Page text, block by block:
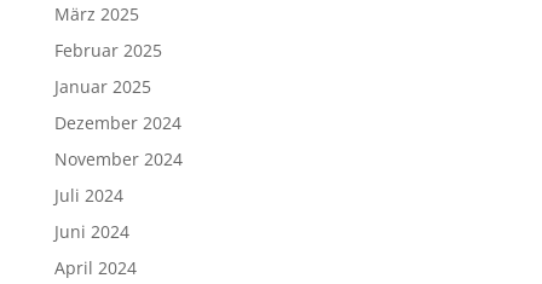
März 2025
Februar 2025
Januar 2025
Dezember 2024
November 2024
Juli 2024
Juni 2024
April 2024